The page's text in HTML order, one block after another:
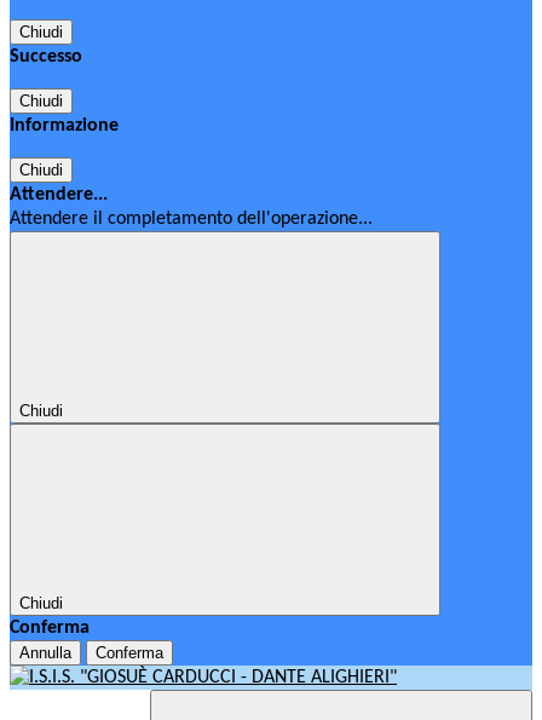
Chiudi
Successo
Chiudi
Informazione
Chiudi
Attendere...
Attendere il completamento dell'operazione...
Chiudi
Chiudi
Conferma
Annulla Conferma